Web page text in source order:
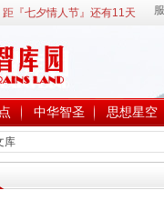
距『七夕情人节』还有11天
中华智圣 思想星空
库